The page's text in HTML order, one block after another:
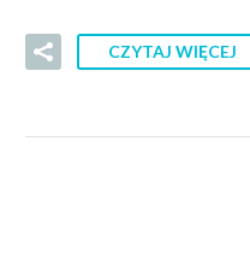
CZYTAJ WIĘCEJ